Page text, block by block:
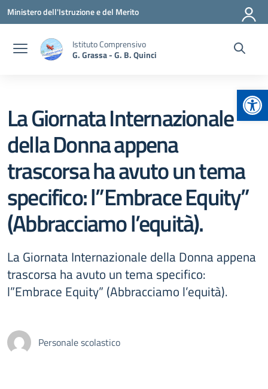
Vai ai contenuti
Vai al menu di navigazione
Vai al footer
Ministero dell'Istruzione e del Merito
Istituto Comprensivo
G. Grassa - G. B. Quinci
La Giornata Internazionale
della Donna appena
trascorsa ha avuto un tema
specifico: l”Embrace Equity”
(Abbracciamo l’equità).
La Giornata Internazionale della Donna appena
trascorsa ha avuto un tema specifico:
l”Embrace Equity” (Abbracciamo l’equità).
Personale scolastico